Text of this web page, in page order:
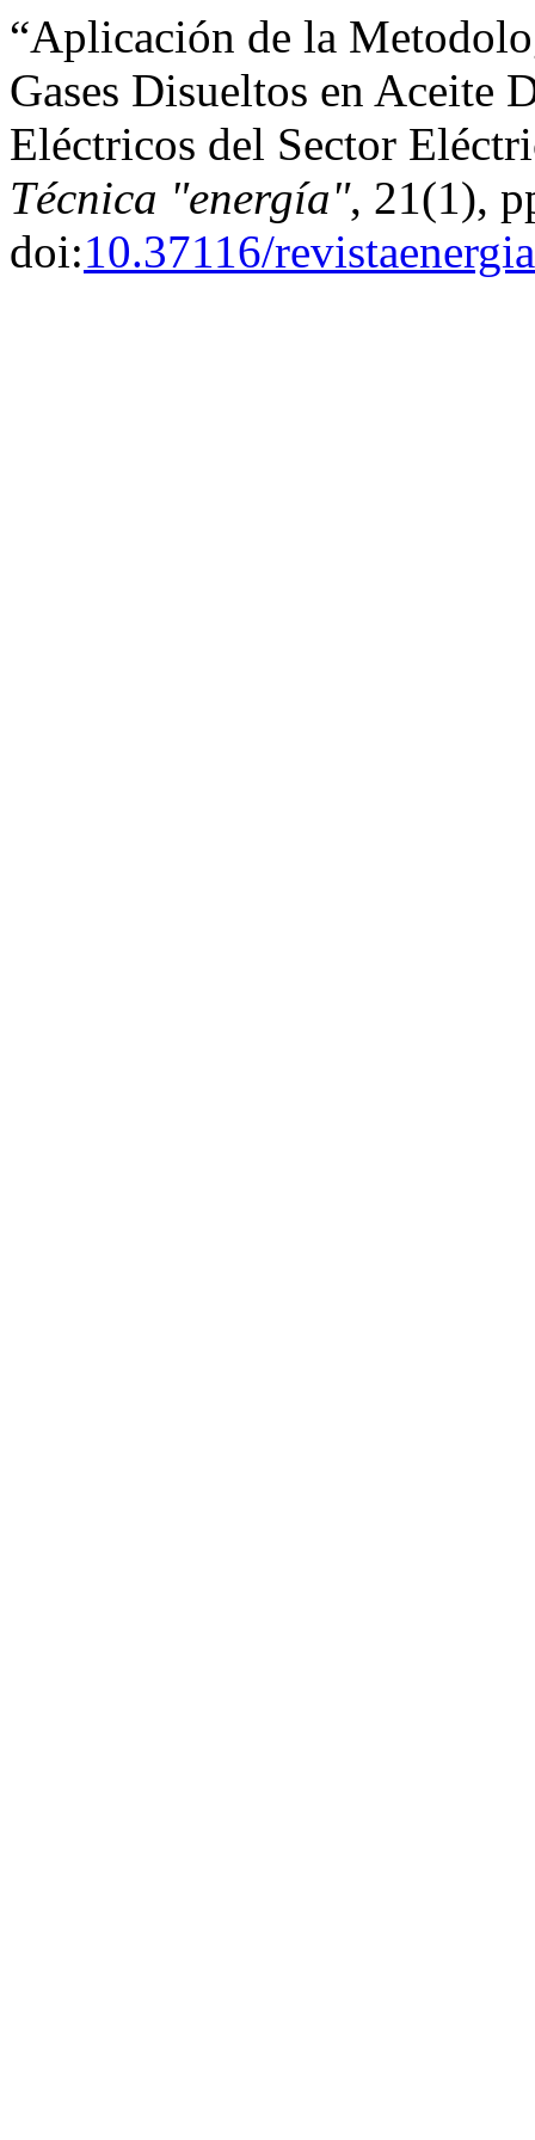
“Aplicación de la
Gases Disueltos en Aceite
Eléctricos del Sector
Técnica "energía", 21(1),
doi:10.37116/